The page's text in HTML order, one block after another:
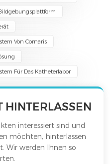
Von Cornaris
Für Das Katheterlabor
HINTERLASSEN
interessiert sind und
möchten, hinterlassen
Wir werden Ihnen so